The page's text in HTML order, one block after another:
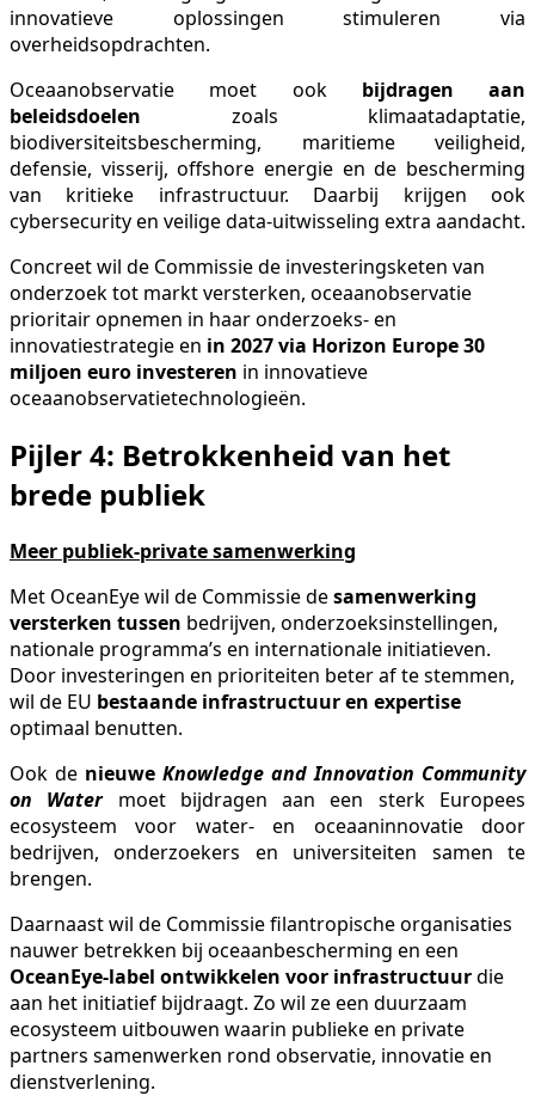
innovatieve oplossingen stimuleren via
overheidsopdrachten.
Oceaanobservatie moet ook bijdragen aan
beleidsdoelen zoals klimaatadaptatie,
biodiversiteitsbescherming, maritieme veiligheid,
defensie, visserij, offshore energie en de bescherming
van kritieke infrastructuur. Daarbij krijgen ook
cybersecurity en veilige data-uitwisseling extra aandacht.
Concreet wil de Commissie de investeringsketen van
onderzoek tot markt versterken, oceaanobservatie
prioritair opnemen in haar onderzoeks- en
innovatiestrategie en in 2027 via Horizon Europe30
miljoen euro investeren in innovatieve
oceaanobservatietechnologieën.
Pijler 4: Betrokkenheid van het
brede publiek
Meer publiek-private samenwerking
Met OceanEye wil de Commissie desamenwerking
versterken tussen bedrijven, onderzoeksinstellingen,
nationale programma’s en internationale initiatieven.
Door investeringen en prioriteiten beter af te stemmen,
wil de EU bestaande infrastructuur en expertise
optimaal benutten.
Ook de nieuwe Knowledge and Innovation Community
on Water
moet bijdragen aan een sterk Europees
ecosysteem voor water- en oceaaninnovatie door
bedrijven, onderzoekers en universiteiten samen te
brengen.
Daarnaast wil de Commissie filantropische organisaties
nauwer betrekken bij oceaanbescherming en een
OceanEye-label ontwikkelen voor infrastructuurdie
aan het initiatief bijdraagt. Zo wil ze een duurzaam
ecosysteem uitbouwen waarin publieke en private
partners samenwerken rond observatie, innovatie en
dienstverlening.